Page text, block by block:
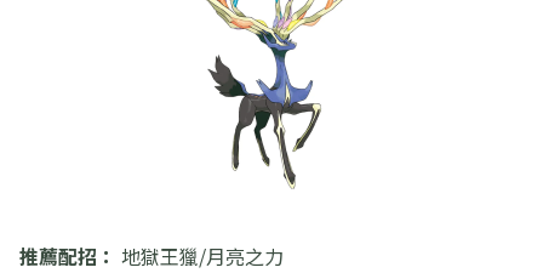
推薦配招： 地獄王獵/月亮之力